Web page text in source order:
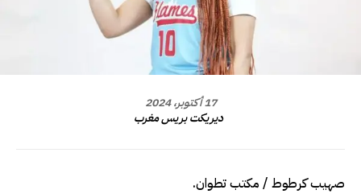
17 أكتوبر، 2024
ديريكت بريس مغرب
صهيب كرطوط / مكتب تطوان.